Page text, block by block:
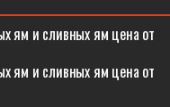
ям и сливных ям цена
ям и сливных ям цена от